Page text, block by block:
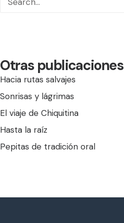
Otras publicaciones
Hacia rutas salvajes
Sonrisas y lágrimas
El viaje de Chiquitina
Hasta la raíz
Pepitas de tradición oral